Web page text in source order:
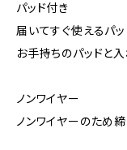
パッド付き
届いてすぐ使えるパッ
お手持ちのパッドと
ノンワイヤー
ノンワイヤーのため